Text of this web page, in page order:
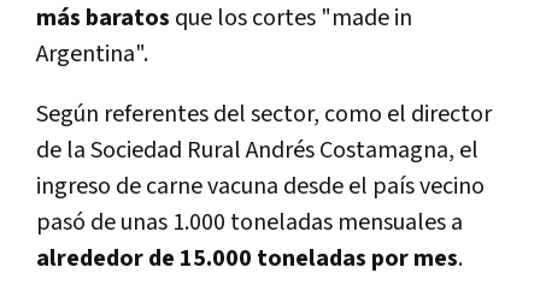
más baratos que los cortes "made in
Argentina".
Según referentes del sector, como el director
de la Sociedad Rural Andrés Costamagna, el
ingreso de carne vacuna desde el país vecino
pasó de unas 1.000 toneladas mensuales a
alrededor de 15.000 toneladas por mes.